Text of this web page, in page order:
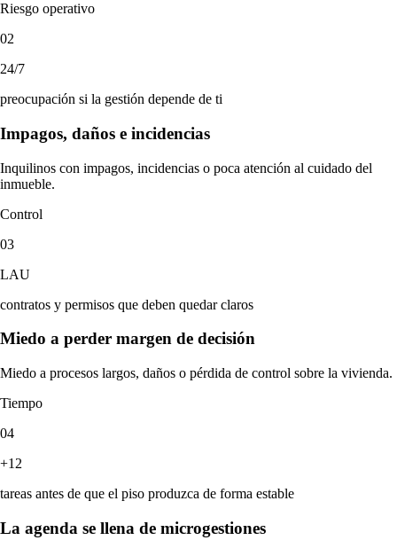
Riesgo operativo
02
24/7
preocupación si la gestión depende de ti
Impagos, daños e incidencias
Inquilinos con impagos, incidencias o poca atención al cuidado del
inmueble.
Control
03
LAU
contratos y permisos que deben quedar claros
Miedo a perder margen de decisión
Miedo a procesos largos, daños o pérdida de control sobre la vivienda.
Tiempo
04
+12
tareas antes de que el piso produzca de forma estable
La agenda se llena de microgestiones